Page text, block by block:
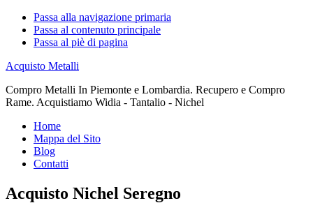
Passa alla navigazione primaria
Passa al contenuto principale
Passa al piè di pagina
Acquisto Metalli
Compro Metalli In Piemonte e Lombardia. Recupero e Compro
Rame. Acquistiamo Widia - Tantalio - Nichel
Home
Mappa del Sito
Blog
Contatti
Acquisto Nichel Seregno